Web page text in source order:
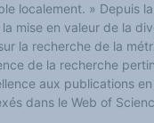
localement. » Depuis
mise en valeur de la
la recherche de la
de la recherche
aux publications
dans le Web of